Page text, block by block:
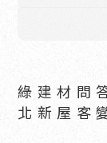
綠建材問
北新屋客